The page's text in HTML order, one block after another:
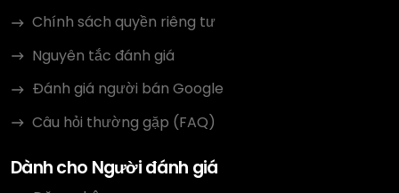
Chính sách quyền riêng tư
Nguyên tắc đánh giá
Đánh giá người bán Google
Câu hỏi thường gặp (FAQ)
Dành cho Người đánh giá